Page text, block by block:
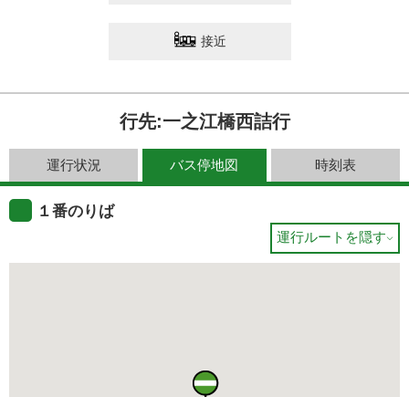
接近
行先:一之江橋西詰行
運行状況 バス停地図 時刻表
１番のりば
運行ルートを隠す